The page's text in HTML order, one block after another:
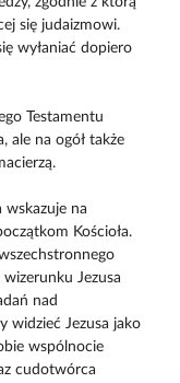
się judaizmowi.
wyłaniać dopiero
Testamentu
ale na ogół także
wskazuje na
Kościoła.
Jezusa
nad
widzieć Jezusa jako
wspólnocie
cudotwórca